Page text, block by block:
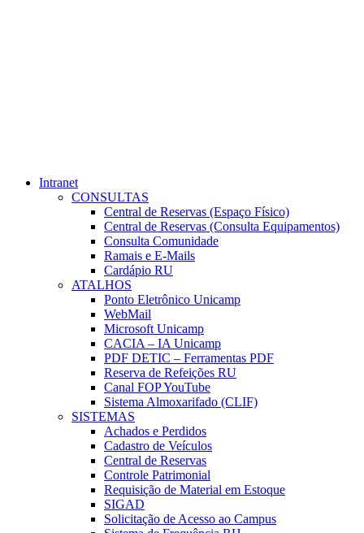
Intranet
CONSULTAS
Central de Reservas (Espaço Físico)
Central de Reservas (Consulta Equipamentos)
Consulta Comunidade
Ramais e E-Mails
Cardápio RU
ATALHOS
Ponto Eletrônico Unicamp
WebMail
Microsoft Unicamp
CACIA – IA Unicamp
PDF DETIC – Ferramentas PDF
Reserva de Refeições RU
Canal FOP YouTube
Sistema Almoxarifado (CLIF)
SISTEMAS
Achados e Perdidos
Cadastro de Veículos
Central de Reservas
Controle Patrimonial
Requisição de Material em Estoque
SIGAD
Solicitação de Acesso ao Campus